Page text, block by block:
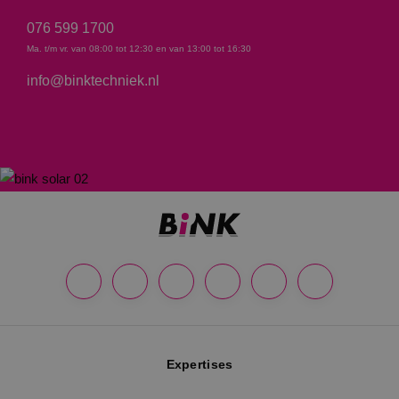
076 599 1700
Ma. t/m vr. van 08:00 tot 12:30 en van 13:00 tot 16:30
info@binktechniek.nl
Expertises